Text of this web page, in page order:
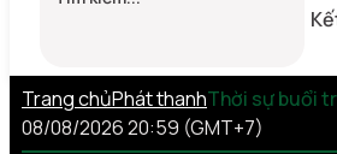
Trang chủPhát thanhThời sự buổi
08/08/2026 20:59 (GMT+7)